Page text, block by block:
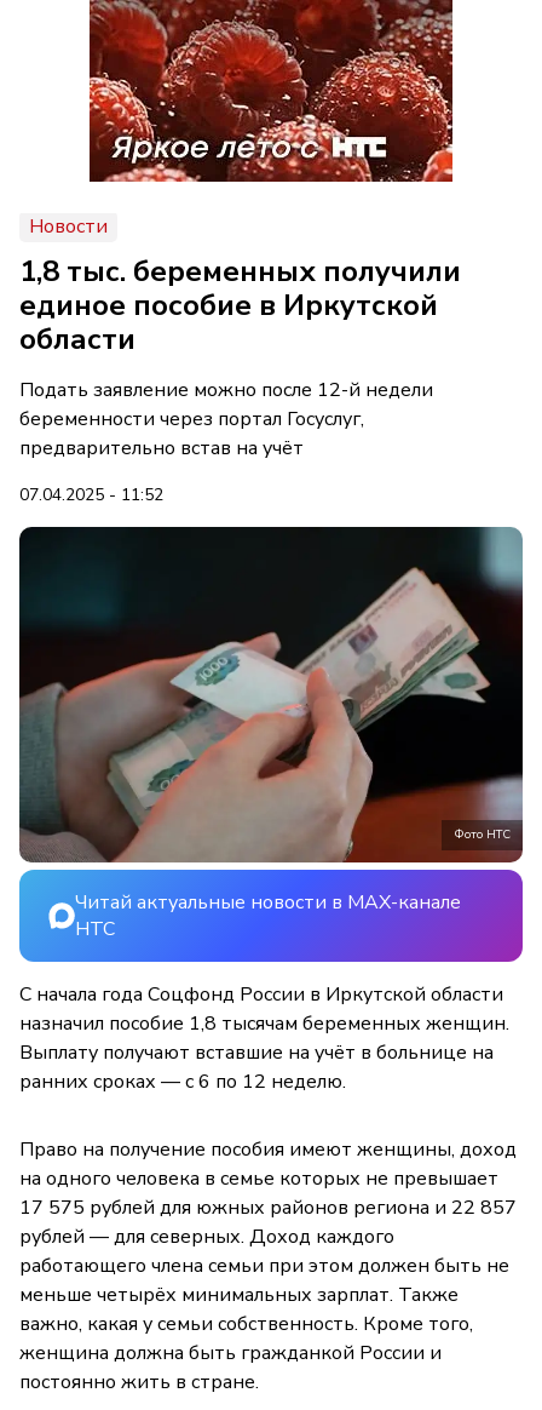
Новости
1,8 тыс. беременных получили
единое пособие в Иркутской
области
Подать заявление можно после 12-й недели
беременности через портал Госуслуг,
предварительно встав на учёт
07.04.2025 - 11:52
Фото НТС
Читай актуальные новости в MAX-канале
НТС
С начала года Соцфонд России в Иркутской области
назначил пособие 1,8 тысячам беременных женщин.
Выплату получают вставшие на учёт в больнице на
ранних сроках — с 6 по 12 неделю.
Право на получение пособия имеют женщины, доход
на одного человека в семье которых не превышает
17 575 рублей для южных районов региона и 22 857
рублей — для северных. Доход каждого
работающего члена семьи при этом должен быть не
меньше четырёх минимальных зарплат. Также
важно, какая у семьи собственность. Кроме того,
женщина должна быть гражданкой России и
постоянно жить в стране.